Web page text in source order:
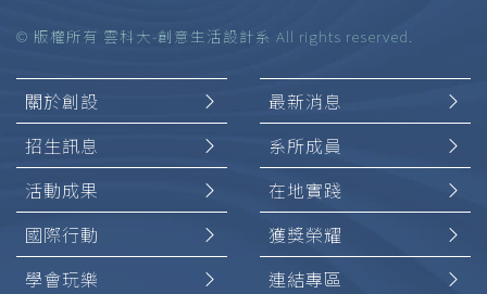
© 版權所有 雲科大-創意生活設計系 All rights reserved.
關於創設
最新消息
招生訊息
系所成員
活動成果
在地實踐
國際行動
獲獎榮耀
學會玩樂
連結專區